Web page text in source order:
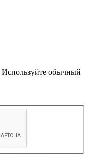
обычный